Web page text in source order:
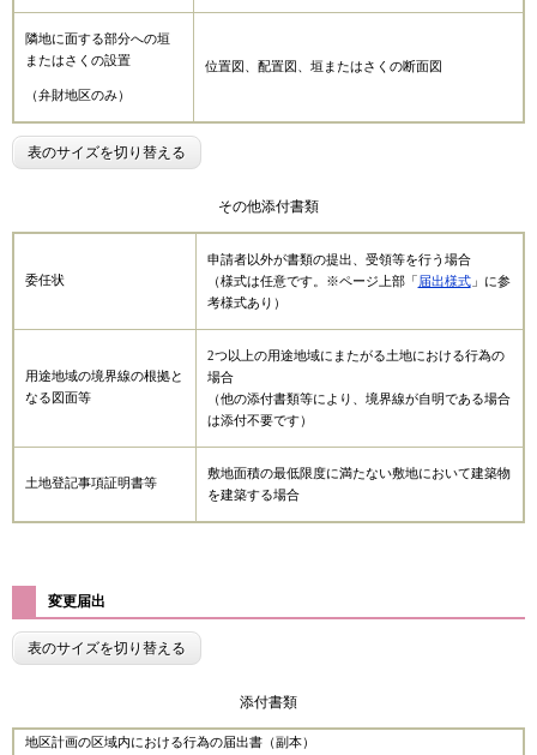
隣地に面する部分への垣
またはさくの設置
（弁財地区のみ）
位置図、配置図、垣またはさくの断面図
表のサイズを切り替える
その他添付書類
委任状
申請者以外が書類の提出、受領等を行う場合
（様式は任意です。※ページ上部「 届出様式」に参
考様式あり）
用途地域の境界線の根拠と
なる図面等
2つ以上の用途地域にまたがる土地における行為の
場合
（他の添付書類等により、境界線が自明である場合
は添付不要です）
土地登記事項証明書等
敷地面積の最低限度に満たない敷地において建築物
を建築する場合
変更届出
表のサイズを切り替える
添付書類
地区計画の区域内における行為の届出書（副本）